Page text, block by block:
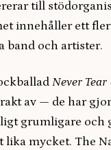
till
innehåller ett
band och artister.
Never Tear
av — de har
grumligare och
mycket. The